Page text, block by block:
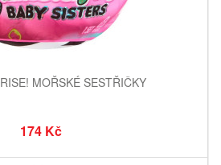
MOŘSKÉ SESTŘIČKY
174 Kč